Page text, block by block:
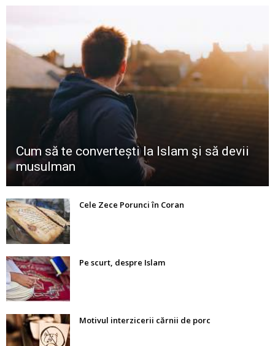
Cum să te convertești la Islam şi să devii
musulman
Cele Zece Porunci în Coran
Pe scurt, despre Islam
Motivul interzicerii cărnii de porc